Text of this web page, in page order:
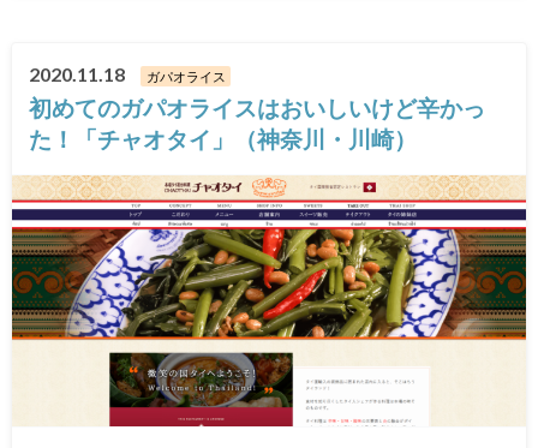
2020.11.18 ガパオライス
初めてのガパオライスはおいしいけど辛かっ
た！「チャオタイ」（神奈川・川崎）